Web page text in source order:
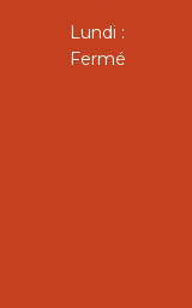
Lundi :
Fermé